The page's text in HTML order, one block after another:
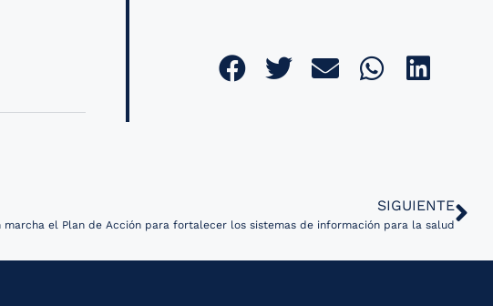
SIGUIENTE
marcha el Plan de Acción para fortalecer los sistemas de información para la salud